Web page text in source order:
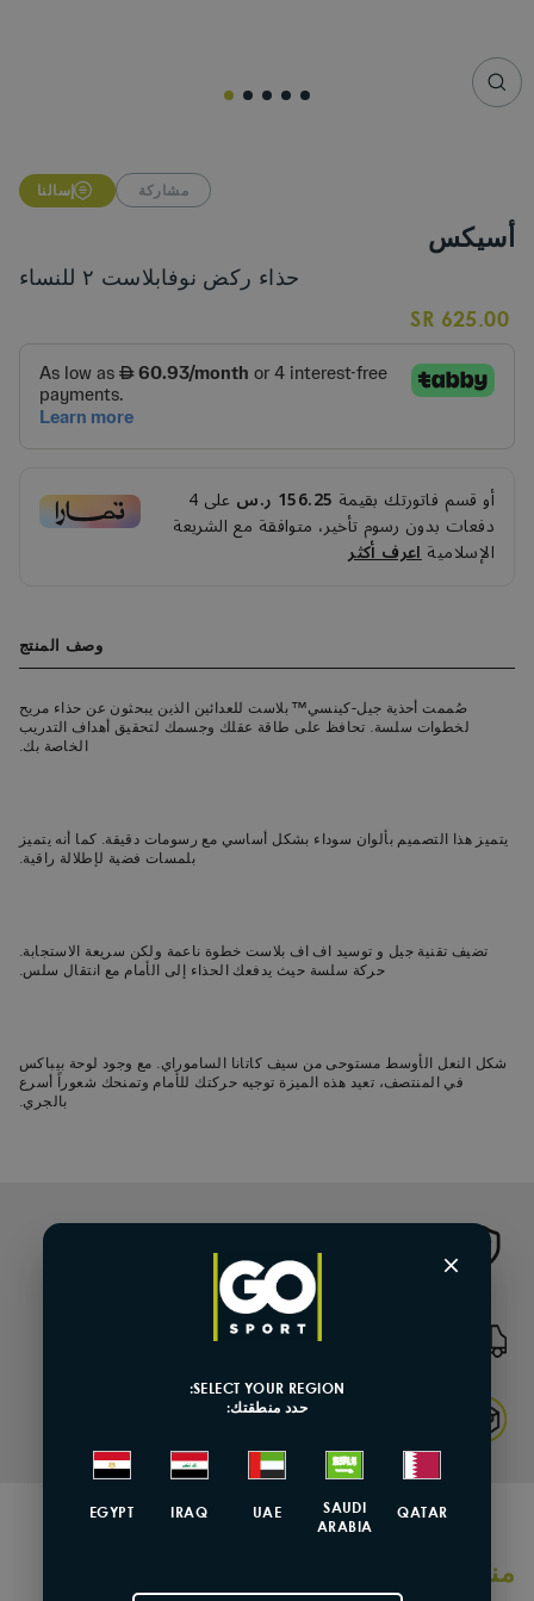
مشاركة إسالنا
أسيكس
حذاء ركض نوفابلاست ٢ للنساء
625.00 SR
Regular
أو قسم فاتورتك بقيمة 156.25 ر.س على 4
دفعات بدون رسوم تأخير، متوافقة مع الشريعة
الإسلاميةاعرف أكثر
وصف المنتج
صُممت أحذية جيل-كينسي™ بلاست للعدائين الذين يبحثون عن حذاء مريح
لخطوات سلسة. تحافظ على طاقة عقلك وجسمك لتحقيق أهداف التدريب
الخاصة بك.
يتميز هذا التصميم بألوان سوداء بشكل أساسي مع رسومات دقيقة. كما أنه يتميز
بلمسات فضية لإطلالة راقية.
تضيف تقنية جيل و توسيد اف اف بلاست خطوة ناعمة ولكن سريعة الاستجابة.
حركة سلسة حيث يدفعك الحذاء إلى الأمام مع انتقال سلس.
شكل النعل الأوسط مستوحى من سيف كاتانا الساموراي. مع وجود لوحة بيباكس
في المنتصف، تعيد هذه الميزة توجيه حركتك للأمام وتمنحك شعوراً أسرع
بالجري.
منتجات مشابهة
×
SELECT YOUR REGION:
حدد منطقتك:
QATAR
SAUDI
ARABIA
UAE
IRAQ
EGYPT